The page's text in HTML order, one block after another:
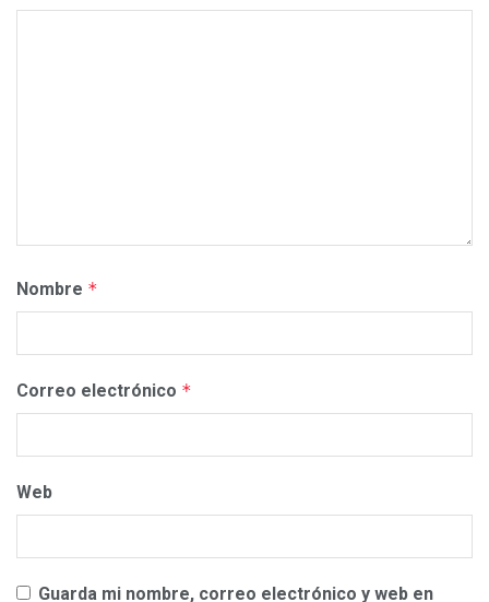
Nombre *
Correo electrónico *
Web
Guarda mi nombre, correo electrónico y web en